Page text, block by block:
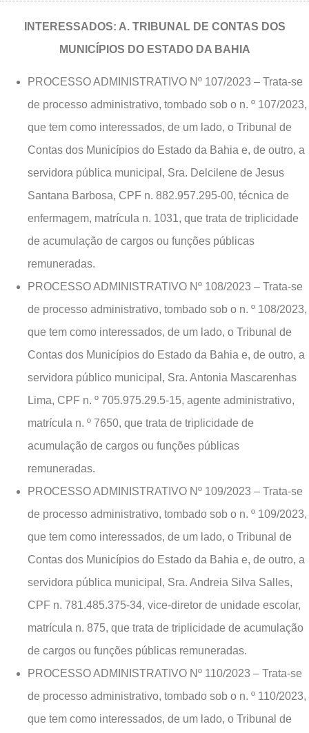
INTERESSADOS: A. TRIBUNAL DE CONTAS DOS
MUNICÍPIOS DO ESTADO DA BAHIA
PROCESSO ADMINISTRATIVO Nº 107/2023 – Trata-se
de processo administrativo, tombado sob o n. º 107/2023,
que tem como interessados, de um lado, o Tribunal de
Contas dos Municípios do Estado da Bahia e, de outro, a
servidora pública municipal, Sra. Delcilene de Jesus
Santana Barbosa, CPF n. 882.957.295-00, técnica de
enfermagem, matrícula n. 1031, que trata de triplicidade
de acumulação de cargos ou funções públicas
remuneradas.
PROCESSO ADMINISTRATIVO Nº 108/2023 – Trata-se
de processo administrativo, tombado sob o n. º 108/2023,
que tem como interessados, de um lado, o Tribunal de
Contas dos Municípios do Estado da Bahia e, de outro, a
servidora público municipal, Sra. Antonia Mascarenhas
Lima, CPF n. º 705.975.29.5-15, agente administrativo,
matrícula n. º 7650, que trata de triplicidade de
acumulação de cargos ou funções públicas
remuneradas.
PROCESSO ADMINISTRATIVO Nº 109/2023 – Trata-se
de processo administrativo, tombado sob o n. º 109/2023,
que tem como interessados, de um lado, o Tribunal de
Contas dos Municípios do Estado da Bahia e, de outro, a
servidora pública municipal, Sra. Andreia Silva Salles,
CPF n. 781.485.375-34, vice-diretor de unidade escolar,
matrícula n. 875, que trata de triplicidade de acumulação
de cargos ou funções públicas remuneradas.
PROCESSO ADMINISTRATIVO Nº 110/2023 – Trata-se
de processo administrativo, tombado sob o n. º 110/2023,
que tem como interessados, de um lado, o Tribunal de